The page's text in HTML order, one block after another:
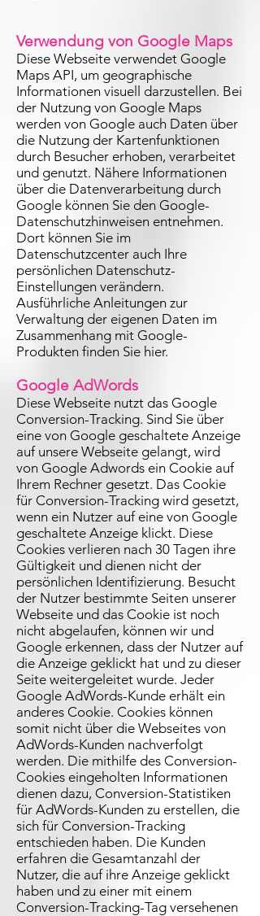
Verwendung von Google Maps
Diese Webseite verwendet Google
Maps API, um geographische
Informationen visuell darzustellen. Bei
der Nutzung von Google Maps
werden von Google auch Daten über
die Nutzung der Kartenfunktionen
durch Besucher erhoben, verarbeitet
und genutzt. Nähere Informationen
über die Datenverarbeitung durch
Google können Sie den Google-
Datenschutzhinweisen entnehmen.
Dort können Sie im
Datenschutzcenter auch Ihre
persönlichen Datenschutz-
Einstellungen verändern.
Ausführliche Anleitungen zur
Verwaltung der eigenen Daten im
Zusammenhang mit Google-
Produkten finden Sie hier.
Google AdWords
Diese Webseite nutzt das Google
Conversion-Tracking. Sind Sie über
eine von Google geschaltete Anzeige
auf unsere Webseite gelangt, wird
von Google Adwords ein Cookie auf
Ihrem Rechner gesetzt. Das Cookie
für Conversion-Tracking wird gesetzt,
wenn ein Nutzer auf eine von Google
geschaltete Anzeige klickt. Diese
Cookies verlieren nach 30 Tagen ihre
Gültigkeit und dienen nicht der
persönlichen Identifizierung. Besucht
der Nutzer bestimmte Seiten unserer
Webseite und das Cookie ist noch
nicht abgelaufen, können wir und
Google erkennen, dass der Nutzer auf
die Anzeige geklickt hat und zu dieser
Seite weitergeleitet wurde. Jeder
Google AdWords-Kunde erhält ein
anderes Cookie. Cookies können
somit nicht über die Webseites von
AdWords-Kunden nachverfolgt
werden. Die mithilfe des Conversion-
Cookies eingeholten Informationen
dienen dazu, Conversion-Statistiken
für AdWords-Kunden zu erstellen, die
sich für Conversion-Tracking
entschieden haben. Die Kunden
erfahren die Gesamtanzahl der
Nutzer, die auf ihre Anzeige geklickt
haben und zu einer mit einem
Conversion-Tracking-Tag versehenen